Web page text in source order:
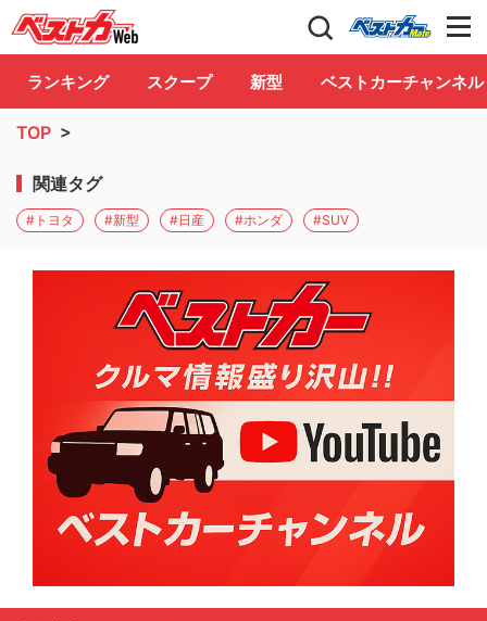
自動車情報誌「ベストカー」 Club
ランキング スクープ 新型 ベストカーチャンネル
TOP >
関連タグ
#トヨタ #新型 #日産 #ホンダ #SUV